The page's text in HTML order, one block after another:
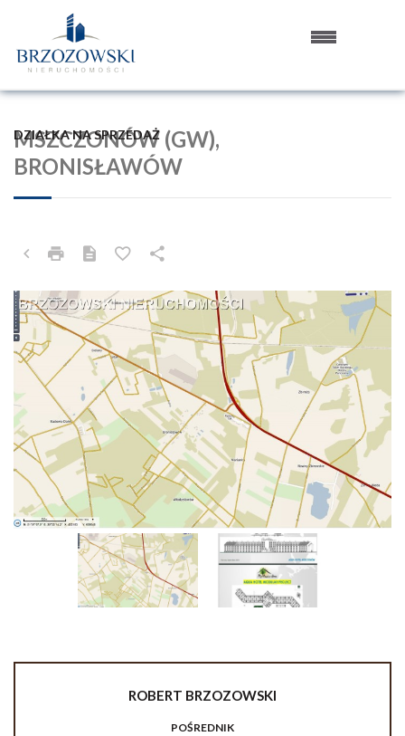
MSZCZONÓW (GW),
BRONISŁAWÓW
DZIAŁKA NA SPRZEDAŻ
ROBERT BRZOZOWSKI
POŚREDNIK